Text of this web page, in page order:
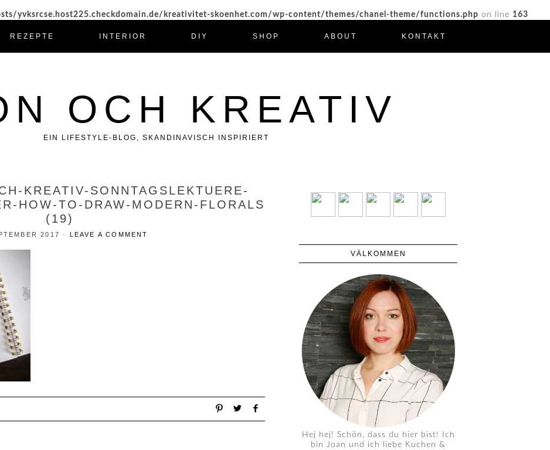
yvksrcse.host225.checkdomain.de/kreativitet-skoenhet.com/wp-content/themes/chanel-theme/functions.php on line 163
REZEPTE INTERIOR DIY SHOP ABOUT KONTAKT
OCH KREATIV
EIN LIFESTYLE-BLOG, SKANDINAVISCH INSPIRIERT
KREATIV-SONNTAGSLEKTUERE-
HOW-TO-DRAW-MODERN-FLORALS
(19)
2017 · LEAVE A COMMENT
VÄLKOMMEN
Hej hej! Schön, dass du hier bist! Ich
bin Joan und ich liebe Kuchen &